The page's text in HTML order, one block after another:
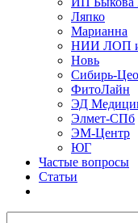
Ляпко
Марианна
НИИ ЛОП
Новь
Сибирь-Цео
ФитоЛайн
ЭД
Элмет-СПб
ЭМ-Центр
ЮГ
Частые вопросы
Статьи